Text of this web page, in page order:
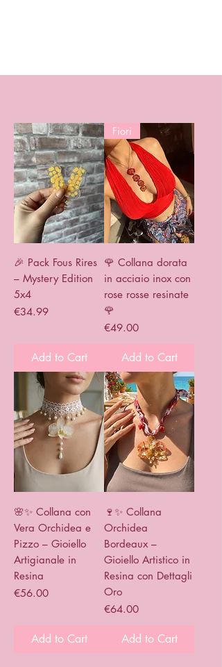
🎉 Pack Fous Rires
– Mystery Edition
5x4
Price
€34.99
Add to Cart
Fiori
🌹 Collana dorata
in acciaio inox con
rose rosse resinate
🌹
Price
€49.00
Add to Cart
🌸✨ Collana con
Vera Orchidea e
Pizzo – Gioiello
Artigianale in
Resina
Price
€56.00
Add to Cart
🍷✨ Collana
Orchidea
Bordeaux –
Gioiello Artistico in
Resina con Dettagli
Oro
Price
€64.00
Add to Cart